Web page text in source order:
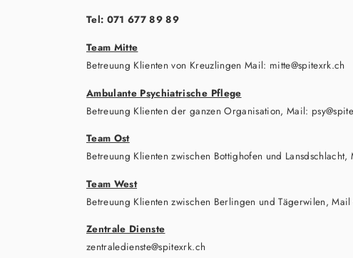
Tel: 071 677 89 89
Team Mitte
Betreuung Klienten von Kreuzlingen Mail: mitte@spitexrk.ch
Ambulante Psychiatrische Pflege
Betreuung Klienten der ganzen Organisation, Mail:
Team Ost
Betreuung Klienten zwischen Bottighofen und Lansdschlacht,
Team West
Betreuung Klienten zwischen Berlingen und Tägerwilen, Mail
Zentrale Dienste
zentraledienste@spitexrk.ch